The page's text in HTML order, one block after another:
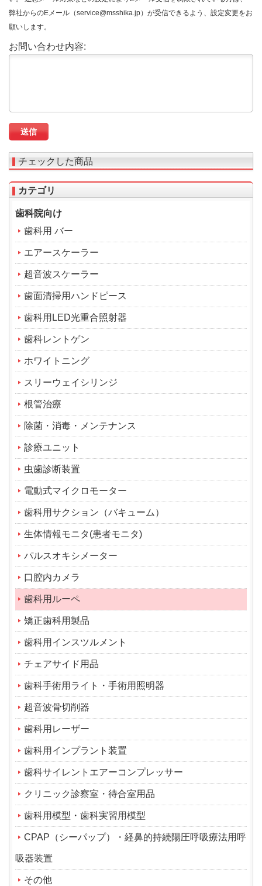
弊社からのEメール（service@msshika.jp）が受信できるよう、設定変更をお
願いします。
お問い合わせ内容:
チェックした商品
カテゴリ
歯科院向け
歯科用 バー
エアースケーラー
超音波スケーラー
歯面清掃用ハンドピース
歯科用LED光重合照射器
歯科レントゲン
ホワイトニング
スリーウェイシリンジ
根管治療
除菌・消毒・メンテナンス
診療ユニット
虫歯診断装置
電動式マイクロモーター
歯科用サクション（バキューム）
生体情報モニタ(患者モニタ)
パルスオキシメーター
口腔内カメラ
歯科用ルーペ
矯正歯科用製品
歯科用インスツルメント
チェアサイド用品
歯科手術用ライト・手術用照明器
超音波骨切削器
歯科用レーザー
歯科用インプラント装置
歯科サイレントエアーコンプレッサー
クリニック診察室・待合室用品
歯科用模型・歯科実習用模型
CPAP（シーパップ）・経鼻的持続陽圧呼吸療法用呼
吸器装置
その他